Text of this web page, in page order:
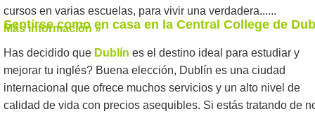
cursos en varias escuelas, para vivir una verdadera......
Más información »
Sentirse como en casa en la Central College de
Has decidido que Dublín es el destino ideal para estudiar y
mejorar tu inglés? Buena elección, Dublín es una ciudad
internacional que ofrece muchos servicios y un alto nivel de
calidad de vida con precios asequibles. Si estás tratando de